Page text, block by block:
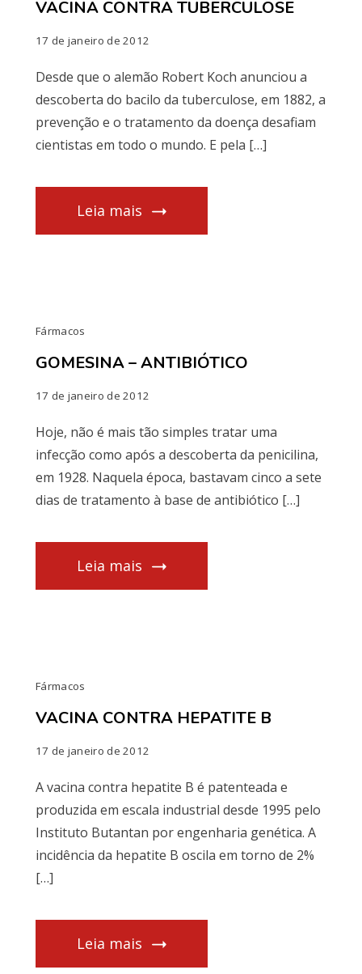
VACINA CONTRA TUBERCULOSE
17 de janeiro de 2012
Desde que o alemão Robert Koch anunciou a
descoberta do bacilo da tuberculose, em 1882, a
prevenção e o tratamento da doença desafiam
cientistas em todo o mundo. E pela […]
Leia mais
Fármacos
GOMESINA – ANTIBIÓTICO
17 de janeiro de 2012
Hoje, não é mais tão simples tratar uma
infecção como após a descoberta da penicilina,
em 1928. Naquela época, bastavam cinco a sete
dias de tratamento à base de antibiótico […]
Leia mais
Fármacos
VACINA CONTRA HEPATITE B
17 de janeiro de 2012
A vacina contra hepatite B é patenteada e
produzida em escala industrial desde 1995 pelo
Instituto Butantan por engenharia genética. A
incidência da hepatite B oscila em torno de 2%
[…]
Leia mais